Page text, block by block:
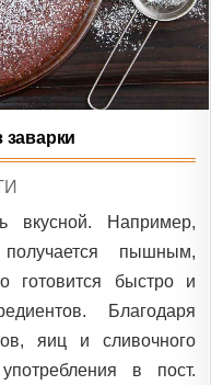
вкусной. Например,
пышным,
готовится быстро и
Благодаря
яиц и сливочного
в пост.